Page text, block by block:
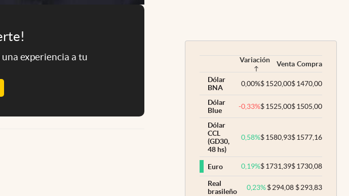
experiencia a tu
Variación Venta Compra
Dólar
BNA
0,00%$1520,00$1470,00
Dólar
Blue
-0,33%$1525,00$1505,00
Dólar
CCL
(GD30,
48 hs)
0,58%$1580,93$1577,16
Euro 0,19%$1731,39$1730,08
Real
brasileño
0,23% $294,08 $293,83